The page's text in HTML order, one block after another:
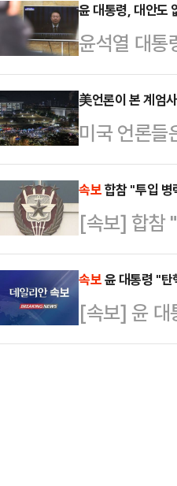
국회의 의견
는 4일 국회
이런 사태가
결로 이번 (
금 이 계엄
말했다.한
윤 대통령, 대안도
윤석열 대통
해할 수가
요구한 때
있다. 국회
있다. 계엄
서 윤 대통령
름의 대안
그렇게 생
美언론이 본 계엄
미국 언론들
긴급 보도하
는 3일(현지
천 명의 시
했다. 특히
국)에서 정
권에 대한
이에 역효
속보합참 "투입
[속보] 합참
속보윤 대통령 "
[속보] 윤 대